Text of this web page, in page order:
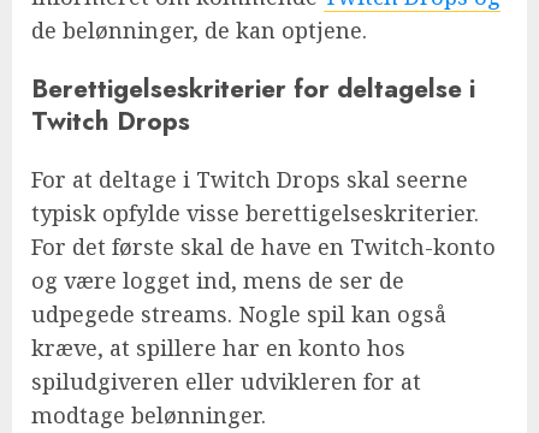
de belønninger, de kan optjene.
Berettigelseskriterier for deltagelse i
Twitch Drops
For at deltage i Twitch Drops skal seerne
typisk opfylde visse berettigelseskriterier.
For det første skal de have en Twitch-konto
og være logget ind, mens de ser de
udpegede streams. Nogle spil kan også
kræve, at spillere har en konto hos
spiludgiveren eller udvikleren for at
modtage belønninger.